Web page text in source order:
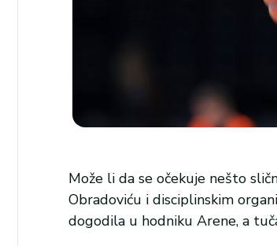
Može li da se očekuje nešto
Obradoviću i disciplinskim
dogodila u hodniku Arene, a